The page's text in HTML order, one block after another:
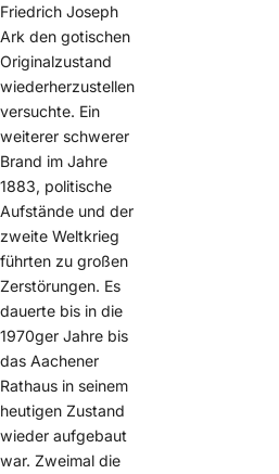
Friedrich Joseph
Ark den gotischen
Originalzustand
wiederherzustellen
versuchte. Ein
weiterer schwerer
Brand im Jahre
1883, politische
Aufstände und der
zweite Weltkrieg
führten zu großen
Zerstörungen. Es
dauerte bis in die
1970ger Jahre bis
das Aachener
Rathaus in seinem
heutigen Zustand
wieder aufgebaut
war. Zweimal die